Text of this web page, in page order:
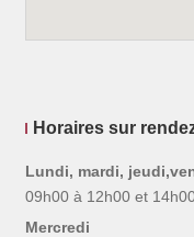
Horaires sur
Lundi, mardi,
09h00 à 12h00 et
Mercredi